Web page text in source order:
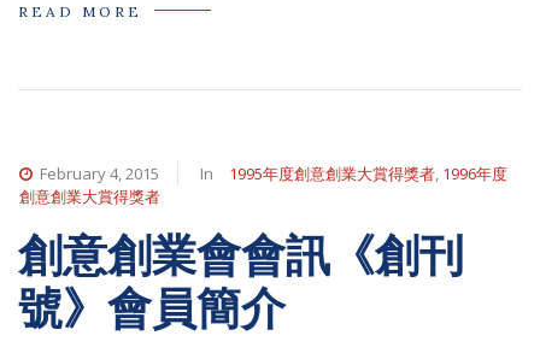
READ MORE
February 4, 2015 In 1995年度創意創業大賞得獎者, 1996年度
創意創業大賞得獎者
創意創業會會訊《創刊
號》會員簡介